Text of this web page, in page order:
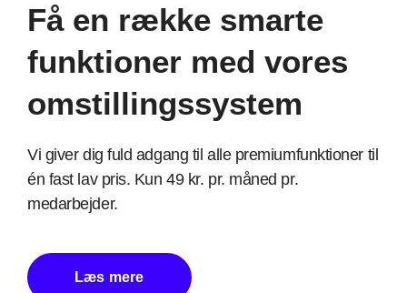
Få en række smarte
funktioner med vores
omstillingssystem
Vi giver dig fuld adgang til alle premiumfunktioner til
én fast lav pris. Kun 49 kr. pr. måned pr.
medarbejder.
Læs mere